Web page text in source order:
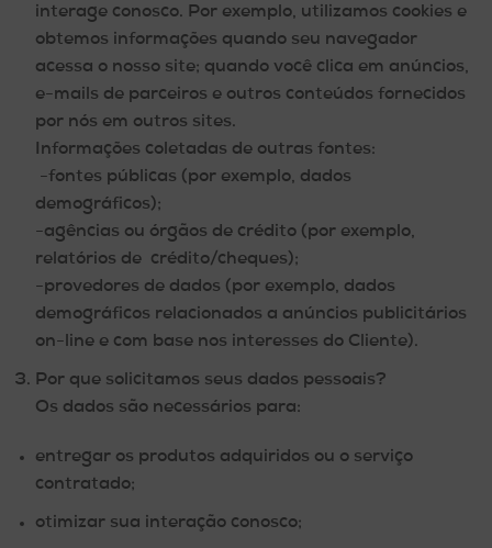
interage conosco. Por exemplo, utilizamos cookies e
obtemos informações quando seu navegador
acessa o nosso site; quando você clica em anúncios,
e-mails de parceiros e outros conteúdos fornecidos
por nós em outros sites.
Informações coletadas de outras fontes:
-fontes públicas (por exemplo, dados
demográficos);
-agências ou órgãos de crédito (por exemplo,
relatórios de crédito/cheques);
-provedores de dados (por exemplo, dados
demográficos relacionados a anúncios publicitários
on-line e com base nos interesses do Cliente).
Por que solicitamos seus dados pessoais?
Os dados são necessários para:
entregar os produtos adquiridos ou o serviço
contratado;
otimizar sua interação conosco;